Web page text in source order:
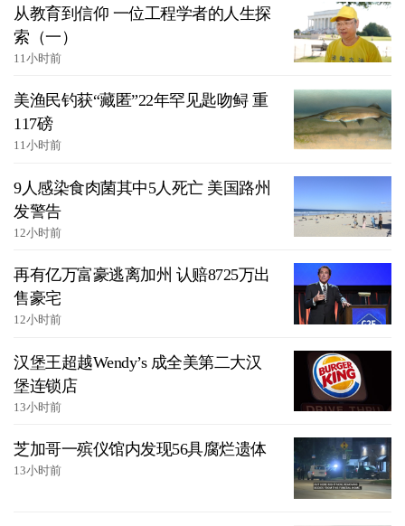
从教育到信仰 一位工程学者的人生探
索（一）
11小时前
美渔民钓获“藏匿”22年罕见匙吻鲟 重
117磅
11小时前
9人感染食肉菌其中5人死亡 美国路州
发警告
12小时前
再有亿万富豪逃离加州 认赔8725万出
售豪宅
12小时前
汉堡王超越Wendy’s 成全美第二大汉
堡连锁店
13小时前
芝加哥一殡仪馆内发现56具腐烂遗体
13小时前